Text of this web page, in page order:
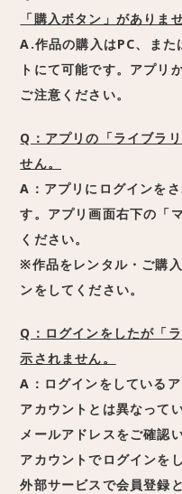
「購入ボタン」がありませ
A.作品の購入はPC、ま
トにて可能です。アプリ
ご注意ください。
Q：アプリの「ライブラ
せん。
A：アプリにログインを
す。アプリ画面右下の「
ください。
※作品をレンタル・ご購
ンをしてください。
Q：ログインをしたが「
示されません。
A：ログインをしている
アカウントとは異なって
メールアドレスをご確認
アカウントでログインを
外部サービスで会員登録